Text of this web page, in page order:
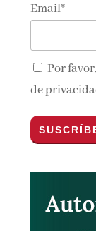
Email*
Por
de